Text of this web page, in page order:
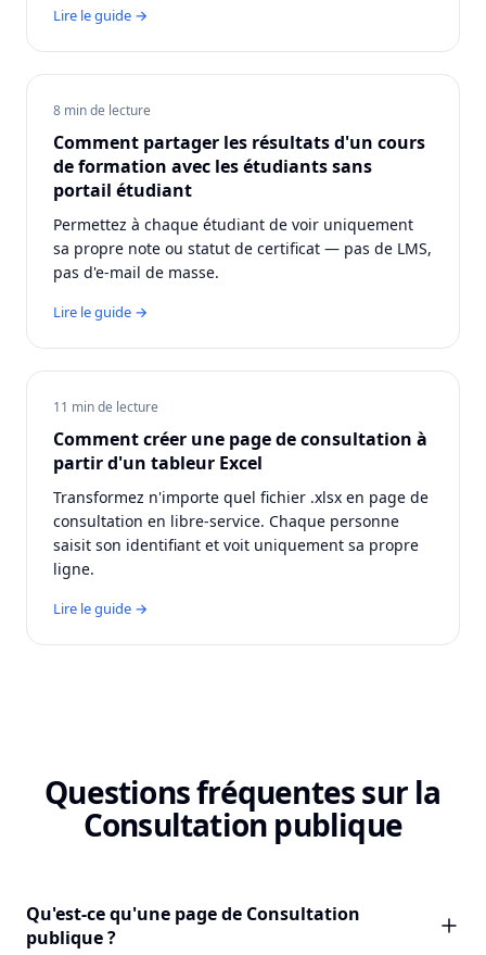
Lire le guide →
8 min de lecture
Comment partager les résultats d'un cours
de formation avec les étudiants sans
portail étudiant
Permettez à chaque étudiant de voir uniquement
sa propre note ou statut de certificat — pas de LMS,
pas d'e-mail de masse.
Lire le guide →
11 min de lecture
Comment créer une page de consultation à
partir d'un tableur Excel
Transformez n'importe quel fichier .xlsx en page de
consultation en libre-service. Chaque personne
saisit son identifiant et voit uniquement sa propre
ligne.
Lire le guide →
Questions fréquentes sur la
Consultation publique
Qu'est-ce qu'une page de Consultation
publique ?